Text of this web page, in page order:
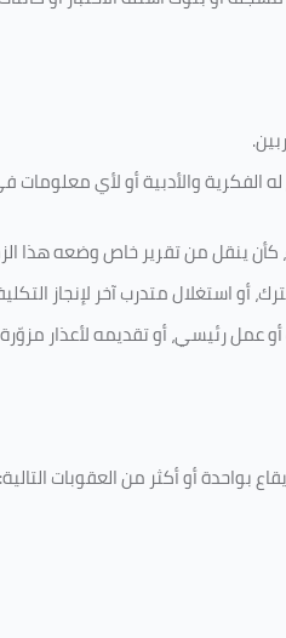
.
له الفكرية والأدبية أو لأي
ينقل من تقرير خاص وضعه هذا
أو استغلال متدرب آخر لإنجاز
عمل رئيسي، أو تقديمه لأعذار
بواحدة أو أكثر من العقوبات التالية: